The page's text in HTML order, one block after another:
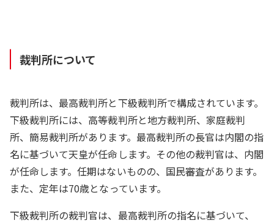
裁判所について
裁判所は、最高裁判所と下級裁判所で構成されています。
下級裁判所には、高等裁判所と地方裁判所、家庭裁判
所、簡易裁判所があります。最高裁判所の長官は内閣の指
名に基づいて天皇が任命します。その他の裁判官は、内閣
が任命します。任期はないものの、国民審査があります。
また、定年は70歳となっています。
下級裁判所の裁判官は、最高裁判所の指名に基づいて、